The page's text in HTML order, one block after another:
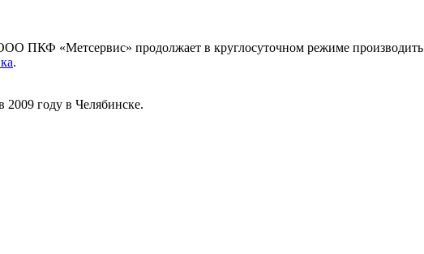
ПКФ «Метсервис» продолжает в круглосуточном режиме производить
.
году в Челябинске.